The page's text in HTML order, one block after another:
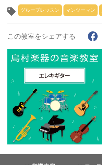
グループレッスン マンツーマン
この教室をシェアする